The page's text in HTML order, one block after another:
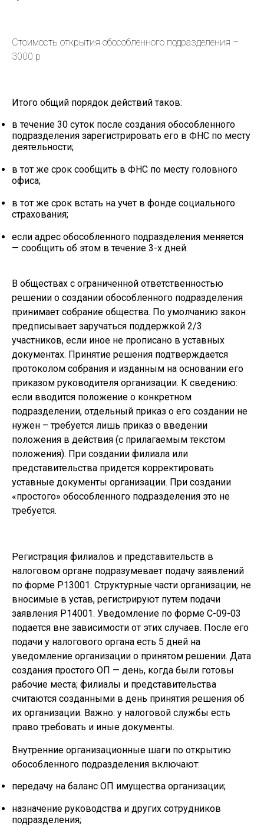
Стоимость открытия обособленного подразделения –
3000 р
Итого общий порядок действий таков:
в течение 30 суток после создания обособленного
подразделения зарегистрировать его в ФНС по месту
деятельности;
в тот же срок сообщить в ФНС по месту головного
офиса;
в тот же срок встать на учет в фонде социального
страхования;
если адрес обособленного подразделения меняется
— сообщить об этом в течение 3-х дней.
В обществах с ограниченной ответственностью
решении о создании обособленного подразделения
принимает собрание общества. По умолчанию закон
предписывает заручаться поддержкой 2/3
участников, если иное не прописано в уставных
документах. Принятие решения подтверждается
протоколом собрания и изданным на основании его
приказом руководителя организации. К сведению:
если вводится положение о конкретном
подразделении, отдельный приказ о его создании не
нужен – требуется лишь приказ о введении
положения в действия (с прилагаемым текстом
положения). При создании филиала или
представительства придется корректировать
уставные документы организации. При создании
«простого» обособленного подразделения это не
требуется.
Регистрация филиалов и представительств в
налоговом органе подразумевает подачу заявлений
по форме Р13001. Структурные части организации, не
вносимые в устав, регистрируют путем подачи
заявления Р14001. Уведомление по форме С-09-03
подается вне зависимости от этих случаев. После его
подачи у налогового органа есть 5 дней на
уведомление организации о принятом решении. Дата
создания простого ОП — день, когда были готовы
рабочие места; филиалы и представительства
считаются созданными в день принятия решения об
их организации. Важно: у налоговой службы есть
право требовать и иные документы.
Внутренние организационные шаги по открытию
обособленного подразделения включают:
передачу на баланс ОП имущества организации;
назначение руководства и других сотрудников
подразделения;